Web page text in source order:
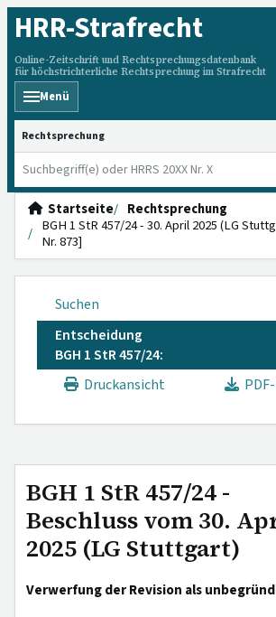
HRR-Strafrecht
Online-Zeitschrift und Rechtsprechungsdatenbank
für höchstrichterliche Rechtsprechung im Strafrecht
Menü
HRRS durchsuchen
Startseite
Rechtsprechung
BGH 1 StR 457/24 - 30. April 2025 (LG
Nr. 873]
Suchen
Entscheidung
BGH 1 StR 457/24:
Druckansicht
BGH 1 StR 457/24 -
Beschluss vom 30.
2025 (LG Stuttgart)
Verwerfung der Revision als